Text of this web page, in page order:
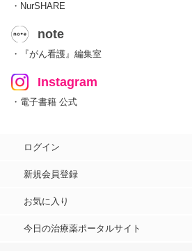
・NurSHARE
note
・『がん看護』編集室
Instagram
・電子書籍 公式
ログイン
新規会員登録
お気に入り
今日の治療薬ポータルサイト